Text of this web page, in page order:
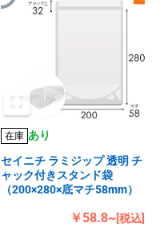
在庫 あり
セイニチ ラミジップ 透明 チ
ャック付きスタンド袋
（200×280×底マチ58mm）
￥58.8~[税込]